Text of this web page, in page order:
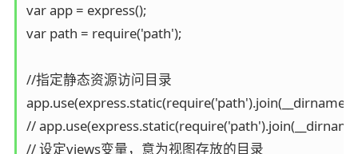
var app = express();
var path = require('path');
//指定静态资源访问目录
app.use(express.static(require('path').join(__dirname,
//
// 设定views变量，意为视图存放的目录